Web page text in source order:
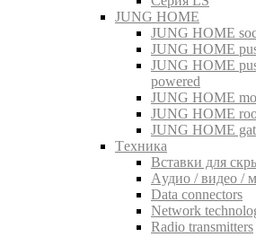
JUNG HOME
JUNG HOME
JUNG HOME
JUNG HOME
powered
JUNG HOME
JUNG HOME
JUNG HOME
Tехника
Вставки для
Aудио / видео /
Data connectors
Network
Radio transmitters